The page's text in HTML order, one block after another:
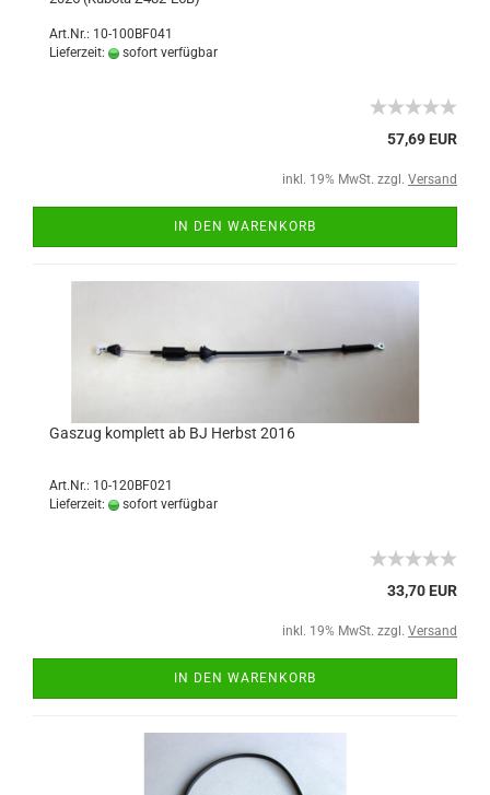
Art.Nr.: 10-100BF041
Lieferzeit:
sofort verfügbar
57,69 EUR
inkl. 19% MwSt. zzgl. Versand
IN DEN WARENKORB
Gaszug komplett ab BJ Herbst 2016
Art.Nr.: 10-120BF021
Lieferzeit:
sofort verfügbar
33,70 EUR
inkl. 19% MwSt. zzgl. Versand
IN DEN WARENKORB